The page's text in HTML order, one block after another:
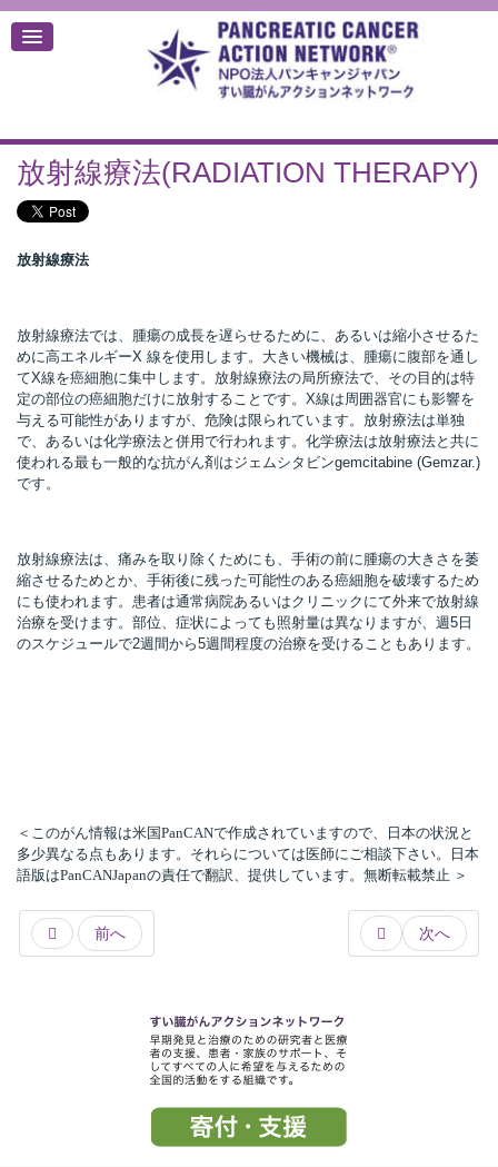
放射線療法(RADIATION THERAPY)
放射線療法
放射線療法では、腫瘍の成長を遅らせるために、あるいは縮小させるた
めに高エネルギーX 線を使用します。大きい機械は、腫瘍に腹部を通し
てX線を癌細胞に集中します。放射線療法の局所療法で、その目的は特
定の部位の癌細胞だけに放射することです。X線は周囲器官にも影響を
与える可能性がありますが、危険は限られています。放射療法は単独
で、あるいは化学療法と併用で行われます。化学療法は放射療法と共に
使われる最も一般的な抗がん剤はジェムシタビンgemcitabine (Gemzar.)
です。
放射線療法は、痛みを取り除くためにも、手術の前に腫瘍の大きさを萎
縮させるためとか、手術後に残った可能性のある癌細胞を破壊するため
にも使われます。患者は通常病院あるいはクリニックにて外来で放射線
治療を受けます。部位、症状によっても照射量は異なりますが、週5日
のスケジュールで2週間から5週間程度の治療を受けることもあります。
＜このがん情報は米国PanCANで作成されていますので、日本の状況と
多少異なる点もあります。それらについては医師にご相談下さい。日本
語版はPanCANJapanの責任で翻訳、提供しています。無断転載禁止 ＞
前へ 次へ